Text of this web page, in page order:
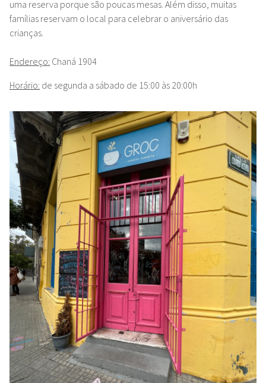
uma reserva porque são poucas mesas. Além disso, muitas
famílias reservam o local para celebrar o aniversário das
crianças.
Endereço: Chaná 1904
Horário: de segunda a sábado de 15:00 às 20:00h